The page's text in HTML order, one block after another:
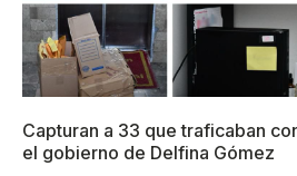
Capturan a 33 que traficaban
el gobierno de Delfina Gómez